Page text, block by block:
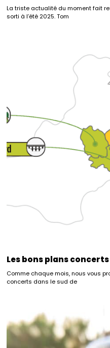
La triste actualité du moment fait
sorti à l’été 2025. Tom
Les bons plans
Comme chaque mois, nous vous
concerts dans le sud de